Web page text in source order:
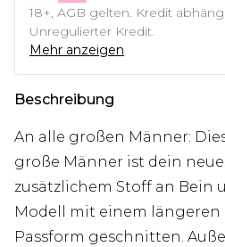
18+, AGB gelten. Kredit
Unregulierter Kredit.
Mehr anzeigen
Beschreibung
An alle großen Männer:
große Männer ist dein
zusätzlichem Stoff an Bein
Modell mit einem längeren
Passform geschnitten.